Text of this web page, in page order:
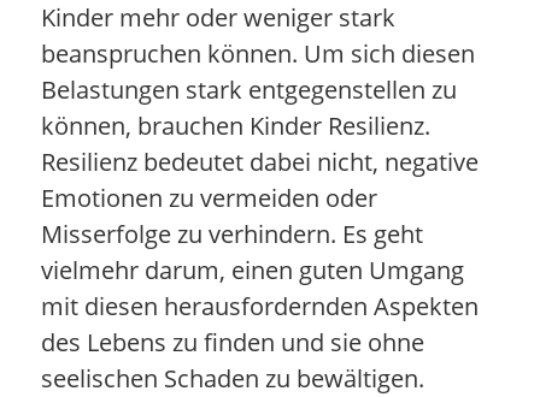
Kinder mehr oder weniger stark
beanspruchen können. Um sich diesen
Belastungen stark entgegenstellen zu
können, brauchen Kinder Resilienz.
Resilienz bedeutet dabei nicht, negative
Emotionen zu vermeiden oder
Misserfolge zu verhindern. Es geht
vielmehr darum, einen guten Umgang
mit diesen herausfordernden Aspekten
des Lebens zu finden und sie ohne
seelischen Schaden zu bewältigen.